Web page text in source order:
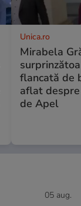
Unica.ro
Mirabela
flancată de
aflat
de Apel
05 aug.